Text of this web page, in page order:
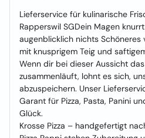
Lieferservice für kulinarische
Rapperswil SGDein Magen
augenblicklich nichts Schöneres
mit knusprigem Teig und
Wenn dir bei dieser Aussicht
zusammenläuft, lohnt es sich,
abzuspeichern. Unser
Garant für Pizza, Pasta, Panini
Glück.
Krosse Pizza – handgefertigt